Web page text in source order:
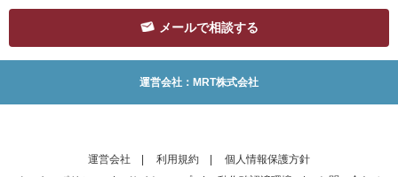
メールで相談する
運営会社：MRT株式会社
運営会社 利用規約
個人情報保護方針